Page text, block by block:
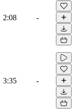
2:08 -
3:35 -